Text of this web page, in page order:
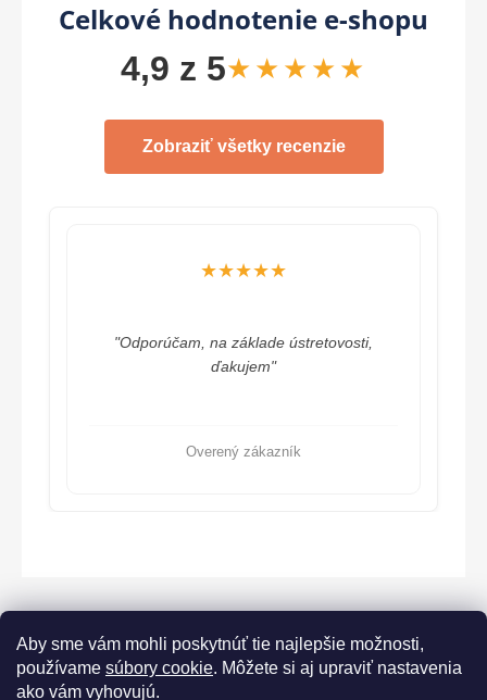
Aby sme vám mohli poskytnúť tie najlepšie možnosti,
používame súbory cookie. Môžete si aj upraviť nastavenia
ako vám vyhovujú.
Celkové hodnotenie e-shopu
4,9 z 5★★★★★
Zobraziť všetky recenzie
★★★★★
"Odporúčam, na základe ústretovosti,
ďakujem"
Overený zákazník